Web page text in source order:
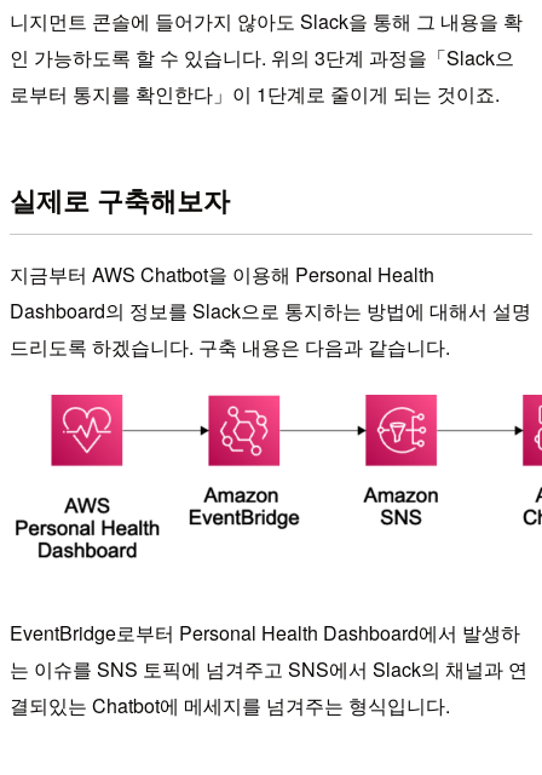
니지먼트 콘솔에 들어가지 않아도 Slack을 통해 그 내용을 확
인 가능하도록 할 수 있습니다. 위의 3단계 과정을「Slack으
로부터 통지를 확인한다」이 1단계로 줄이게 되는 것이죠.
실제로 구축해보자
지금부터 AWS Chatbot을 이용해 Personal Health
Dashboard의 정보를 Slack으로 통지하는 방법에 대해서 설명
드리도록 하겠습니다. 구축 내용은 다음과 같습니다.
EventBridge로부터 Personal Health Dashboard에서 발생하
는 이슈를 SNS 토픽에 넘겨주고 SNS에서 Slack의 채널과 연
결되있는 Chatbot에 메세지를 넘겨주는 형식입니다.